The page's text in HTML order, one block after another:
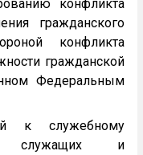
конфликта
гражданского
конфликта
гражданской
Федеральным
к служебному
служащих и